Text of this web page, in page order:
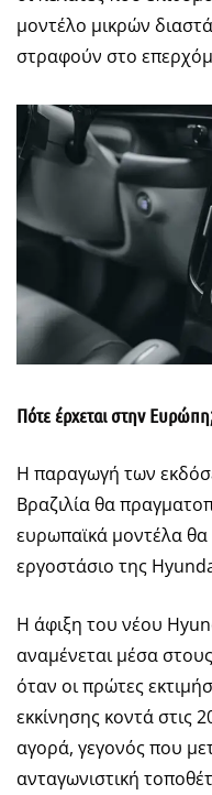
μοντέλο μικρών
στραφούν στο
Πότε έρχεται στην Ευρώπη
Η παραγωγή των
Βραζιλία θα
ευρωπαϊκά μοντέλα
εργοστάσιο της
Η άφιξη του νέου
αναμένεται μέσα
όταν οι πρώτες
εκκίνησης κοντά στις
αγορά, γεγονός που
ανταγωνιστική